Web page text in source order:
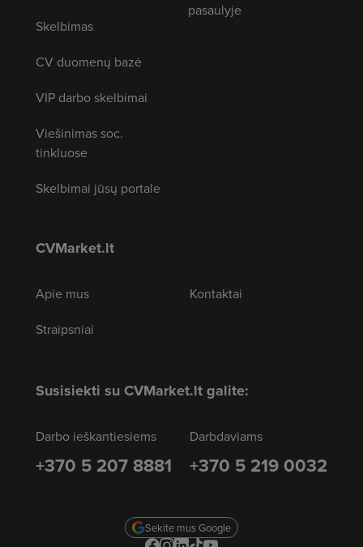
Skelbimas
CV duomenų bazė
VIP darbo skelbimai
Viešinimas soc.
tinkluose
Skelbimai jūsų portale
pasaulyje
CVMarket.lt
Apie mus
Straipsniai
Kontaktai
Susisiekti su CVMarket.lt galite:
Darbo ieškantiesiems
+370 5 207 8881
Darbdaviams
+370 5 219 0032
Sekite mus Google